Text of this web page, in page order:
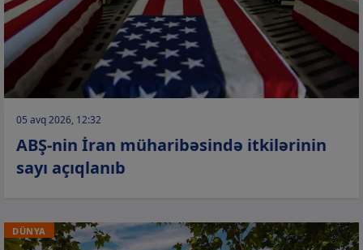
05 avq 2026, 12:32
ABŞ-nin İran müharibəsində itkilərinin
sayı açıqlanıb
DÜNYA